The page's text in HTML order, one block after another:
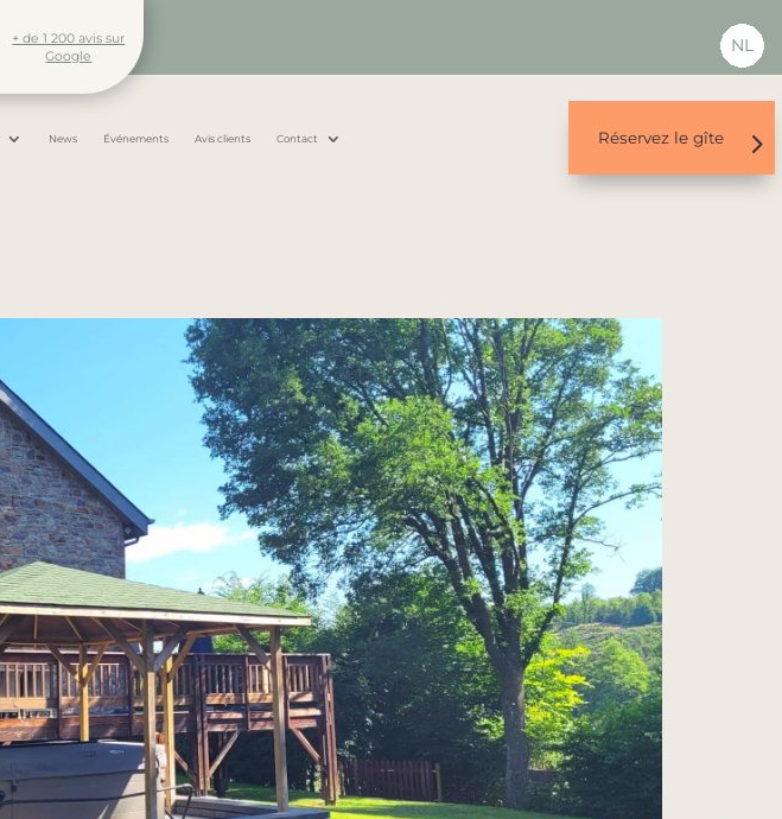
+ de 1 200 avis sur
Google
NL
News Événements Avis clients Contact Réservez le gîte